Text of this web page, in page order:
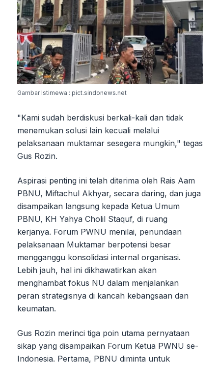
Gambar Istimewa : pict.sindonews.net
"Kami sudah berdiskusi berkali-kali dan tidak
menemukan solusi lain kecuali melalui
pelaksanaan muktamar sesegera mungkin," tegas
Gus Rozin.
Aspirasi penting ini telah diterima oleh Rais Aam
PBNU, Miftachul Akhyar, secara daring, dan juga
disampaikan langsung kepada Ketua Umum
PBNU, KH Yahya Cholil Staquf, di ruang
kerjanya. Forum PWNU menilai, penundaan
pelaksanaan Muktamar berpotensi besar
mengganggu konsolidasi internal organisasi.
Lebih jauh, hal ini dikhawatirkan akan
menghambat fokus NU dalam menjalankan
peran strategisnya di kancah kebangsaan dan
keumatan.
Gus Rozin merinci tiga poin utama pernyataan
sikap yang disampaikan Forum Ketua PWNU se-
Indonesia. Pertama, PBNU diminta untuk